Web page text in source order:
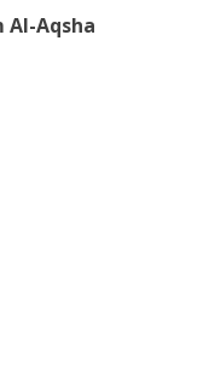
Al-Aqsha